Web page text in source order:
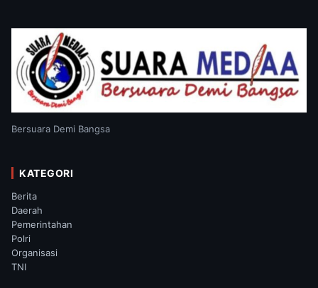
Bersuara Demi Bangsa
KATEGORI
Berita
Daerah
Pemerintahan
Polri
Organisasi
TNI